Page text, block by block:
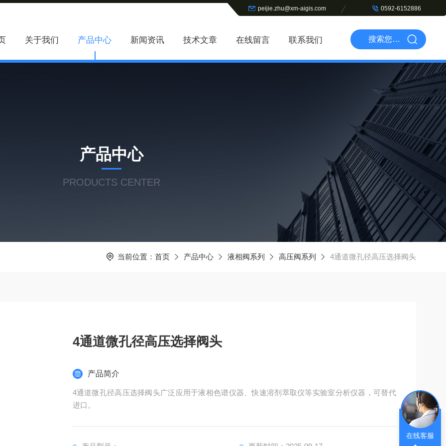
peijie.zhu@xm-aigis.com 0592-6152886
关于我们 产品中心 新闻资讯 技术文章 在线留言 联系我们
产品中心
PRODUCTS CENTER
当前位置： 首页 产品中心 液相阀系列 高压阀系列 4通道微孔径高压选择阀头
4通道微孔径高压选择阀头
产品简介
4通道微孔径高压选择阀头广泛应用于液相色谱仪器、快速溶剂萃取仪等实验室分析仪器，可替代
进口。
在线客服